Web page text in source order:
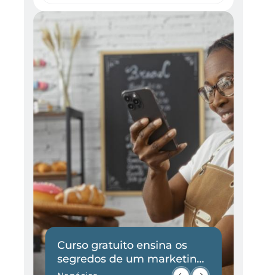
Adriana Barbosa
Curso gratuito ensina os
segredos de um marketing
eficaz